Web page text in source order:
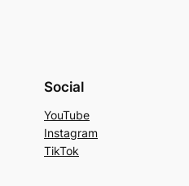
Social
YouTube
Instagram
TikTok